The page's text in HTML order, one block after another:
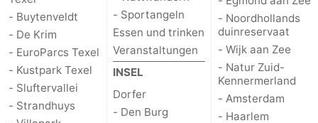
Natur
Schoorlse
Duinen
Bergen
aan
Zee
-
Bergen
-
Alkmaar
-
- Buytenveldt
- De Krim
- EuroParcs Texel
- Kustpark Texel
- Sluftervallei
- Strandhuys
- Sportangeln
Essen und trinken
Veranstaltungen
INSEL
Dorfer
- Den Burg
- Noordhollands
duinreservaat
- Wijk aan Zee
- Natur Zuid-
Kennermerland
- Amsterdam
- Haarlem